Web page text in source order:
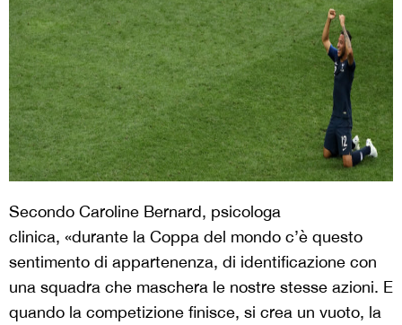
Secondo Caroline Bernard, psicologa
clinica, «durante la Coppa del mondo c’è questo
sentimento di appartenenza, di identificazione con
una squadra che maschera le nostre stesse azioni. E
quando la competizione finisce, si crea un vuoto, la